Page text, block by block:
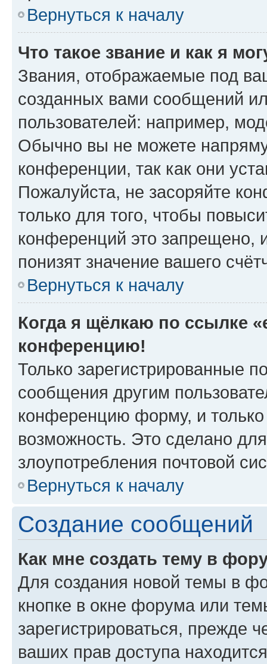
Вернуться к началу
Что такое звание и как я
Звания, отображаемые под
созданных вами сообщений
пользователей: например,
Обычно вы не можете
конференции, так как они
Пожалуйста, не засоряйте
только для того, чтобы
конференций это запрещено,
понизят значение вашего
Вернуться к началу
Когда я щёлкаю по ссылке
конференцию!
Только зарегистрированные
сообщения другим
конференцию форму, и
возможность. Это сделано
злоупотребления почтовой
Вернуться к началу
Создание сообщений
Как мне создать тему в
Для создания новой темы в
кнопке в окне форума или
зарегистрироваться, прежде
ваших прав доступа